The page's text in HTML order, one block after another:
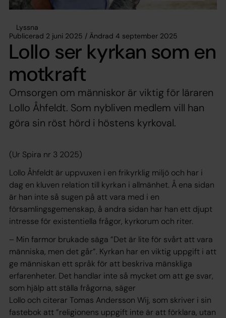
Lyssna
Publicerad 2 juni 2025 / Ändrad 4 september 2025
Lollo ser kyrkan som en
motkraft
Omsorgen om människor är viktig för läraren
Lollo Åhfeldt. Som nybliven medlem vill han
göra sin röst hörd i höstens kyrkoval.
(Ur Spira nr 3 2025)
Lollo Åhfeldt är uppvuxen i en frikyrklig miljö och har i
dag en kluven relation till kyrkan i allmänhet. Å ena sidan
är han inte så sugen på att vara med i en
församlingsgemenskap, å andra sidan har han ett djupt
intresse för existentiella frågor, kyrkorum och riter.
– Min farmor brukade säga ”Det är lite för svårt att vara
människa, men det går”. Kyrkan har en viktig uppgift i att
ge människan ett språk för att beskriva mänskliga
erfarenheter. Det handlar inte så mycket om att ge svar,
som hjälp att ställa frågorna, säger
Lollo och citerar Tomas Andersson Wij, som skriver i sin
fastebok att ”religionens uppgift inte är att förklara, utan